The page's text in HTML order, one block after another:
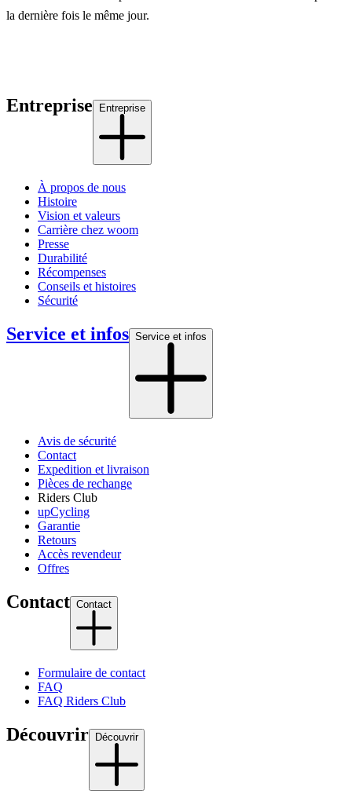
la dernière fois le même jour.
Entreprise Entreprise
À propos de nous
Histoire
Vision et valeurs
Carrière chez woom
Presse
Durabilité
Récompenses
Conseils et histoires
Sécurité
Service et infos Service et infos
Avis de sécurité
Contact
Expedition et livraison
Pièces de rechange
Riders Club
upCycling
Garantie
Retours
Accès revendeur
Offres
Contact Contact
Formulaire de contact
FAQ
FAQ Riders Club
Découvrir Découvrir